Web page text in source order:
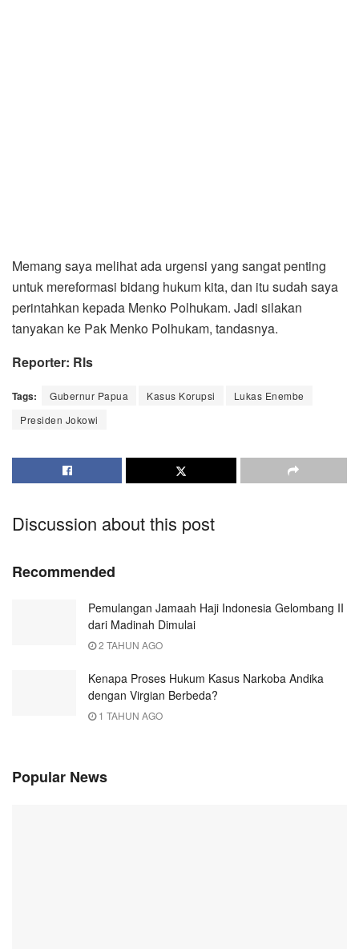
Memang saya melihat ada urgensi yang sangat penting
untuk mereformasi bidang hukum kita, dan itu sudah saya
perintahkan kepada Menko Polhukam. Jadi silakan
tanyakan ke Pak Menko Polhukam, tandasnya.
Reporter: Rls
Tags: Gubernur Papua Kasus Korupsi
Lukas Enembe
Presiden Jokowi
Discussion about this post
Recommended
Pemulangan Jamaah Haji Indonesia Gelombang II
dari Madinah Dimulai
2 TAHUN AGO
Kenapa Proses Hukum Kasus Narkoba Andika
dengan Virgian Berbeda?
1 TAHUN AGO
Popular News